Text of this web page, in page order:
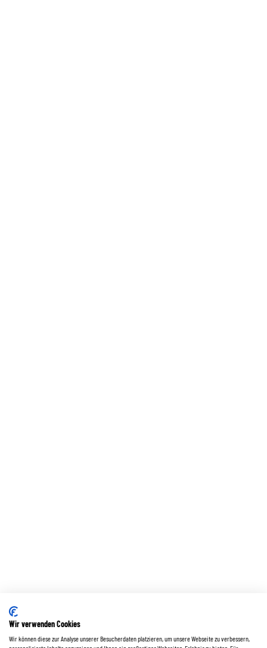
Wir verwenden Cookies
Wir können diese zur Analyse unserer Besucherdaten platzieren, um unsere Webseite zu verbessern,